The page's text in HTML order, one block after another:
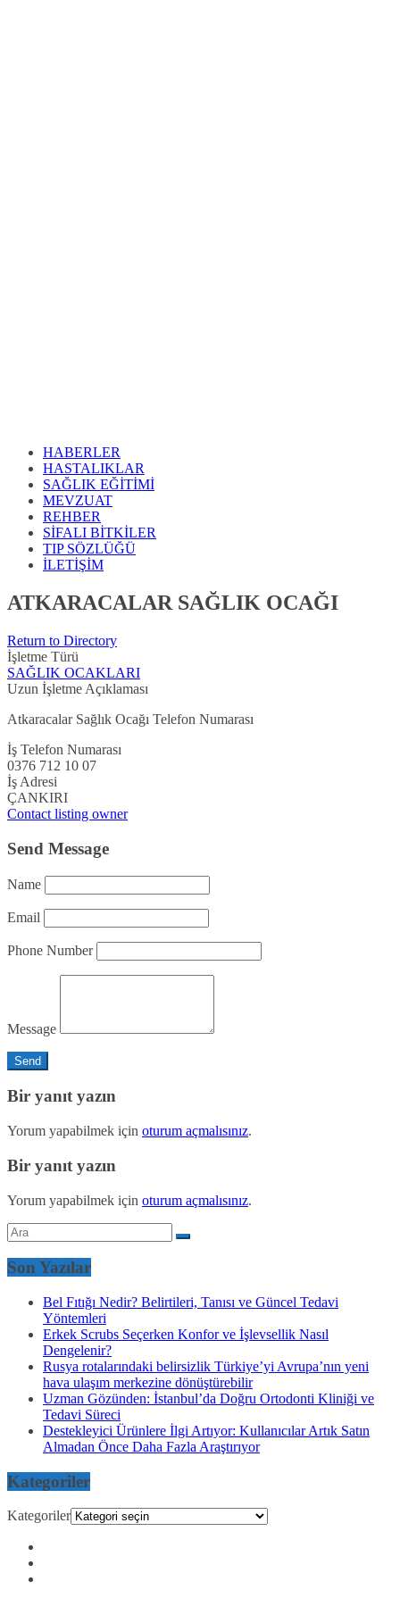
HABERLER
HASTALIKLAR
SAĞLIK EĞİTİMİ
MEVZUAT
REHBER
SİFALI BİTKİLER
TIP SÖZLÜĞÜ
İLETİŞİM
ATKARACALAR SAĞLIK OCAĞI
Return to Directory
İşletme Türü
SAĞLIK OCAKLARI
Uzun İşletme Açıklaması
Atkaracalar Sağlık Ocağı Telefon Numarası
İş Telefon Numarası
0376 712 10 07
İş Adresi
ÇANKIRI
Contact listing owner
Send Message
Name
Email
Phone Number
Message
Bir yanıt yazın
Yorum yapabilmek için oturum açmalısınız.
Bir yanıt yazın
Yorum yapabilmek için oturum açmalısınız.
Son Yazılar
Bel Fıtığı Nedir? Belirtileri, Tanısı ve Güncel Tedavi
Yöntemleri
Erkek Scrubs Seçerken Konfor ve İşlevsellik Nasıl
Dengelenir?
Rusya rotalarındaki belirsizlik Türkiye’yi Avrupa’nın yeni
hava ulaşım merkezine dönüştürebilir
Uzman Gözünden: İstanbul’da Doğru Ortodonti Kliniği ve
Tedavi Süreci
Destekleyici Ürünlere İlgi Artıyor: Kullanıcılar Artık Satın
Almadan Önce Daha Fazla Araştırıyor
Kategoriler
Kategoriler